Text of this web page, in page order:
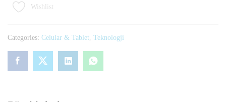
ORIGINALWishlist
Categories: Celular & Tablet Teknologji